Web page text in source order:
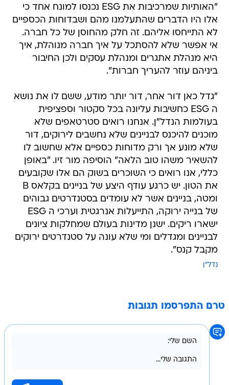
"האותיות שמרכיבות את ESG נכנסו למונח אחד כי
אלו היו הדברים שהתעלמנו מהם ושבדוחות הכספיים
לא התייחסו אליהם. זה חלק מהחוסן של כל חברה.
אי אפשר שלא להסתכל על איך חברה מנוהלת, איך
היא מנהלת אתגרים ומנהלת עסקים ולכן החיבור
ביניהם עוזר להעריך חברות".
"גדל כאן דור אחר, דור יותר מודע, ששם לו את נושא
ה ESG כחשיבות עליונה בכל סקטור וספציפית
בעולמות הנדל"ן. אנחנו רואים סטרטאפים שלא
מוכנים להיכנס לבניינים שלא נחשבים לירוקים, דור
שלא מונע אך ורק מדוחות כספיים אלא שחשוב לו
להשאיר משהו טוב הלאה" הוסיפה מור זיו. "באופן
כללי, אנו רואים כי השוכרים בשוק הם אלו שקובעים
את הטון. יש כרגע עודף היצע של בניינים בקלאס B
ומטה, בניינים אשר לא עומדים בסטנדרטים גבוהים
של בנייה ירוקה, התייעלות אנרגטית וערכי ה ESG
ישארו ריקים. ישנן מדינות בעולם שמחלקות ציונים
לבניינים ומגדלים ומי שלא עונה על סטנדרטים ירוקים
מקבל קנס".
נדל"ן
טרם התפרסמו תגובות